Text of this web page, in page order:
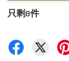
只剩8件